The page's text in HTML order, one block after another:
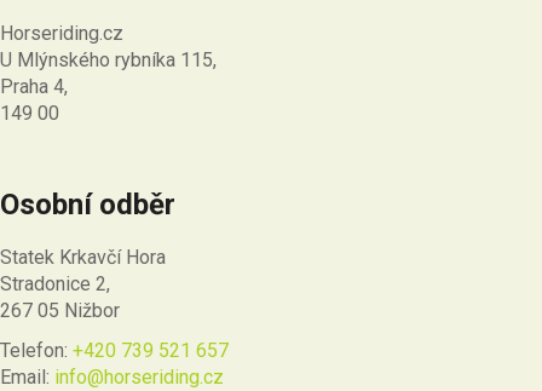
Horseriding.cz
U Mlýnského rybníka 115,
Praha 4,
149 00
Osobní odběr
Statek Krkavčí Hora
Stradonice 2,
267 05 Nižbor
Telefon: +420 739 521 657
Email: info@horseriding.cz